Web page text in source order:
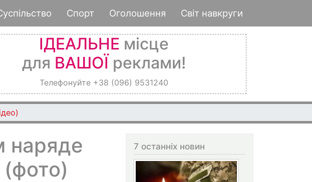
Спорт Оголошення Світ навкруги
ІДЕАЛЬНЕ місце
для ВАШОЇ реклами!
Телефонуйте +38 (096) 9531240
та МРТ за Програмою медичних гарантій
наряде
7 останніх новин